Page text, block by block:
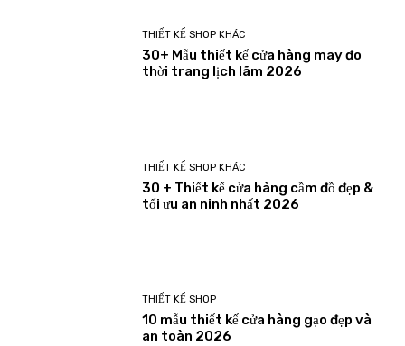
THIẾT KẾ SHOP KHÁC
30+ Mẫu thiết kế cửa hàng may đo
thời trang lịch lãm 2026
THIẾT KẾ SHOP KHÁC
30 + Thiết kế cửa hàng cầm đồ đẹp &
tối ưu an ninh nhất 2026
THIẾT KẾ SHOP
10 mẫu thiết kế cửa hàng gạo đẹp và
an toàn 2026